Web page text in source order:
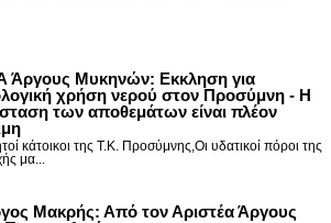
Άργους Μυκηνών: Εκκληση για
χρήση νερού στον Προσύμνη - Η
των αποθεμάτων είναι πλέον
κάτοικοι της Τ.Κ. Προσύμνης,Οι υδατικοί πόροι της
μα...
Μακρής: Από τον Αριστέα Άργους